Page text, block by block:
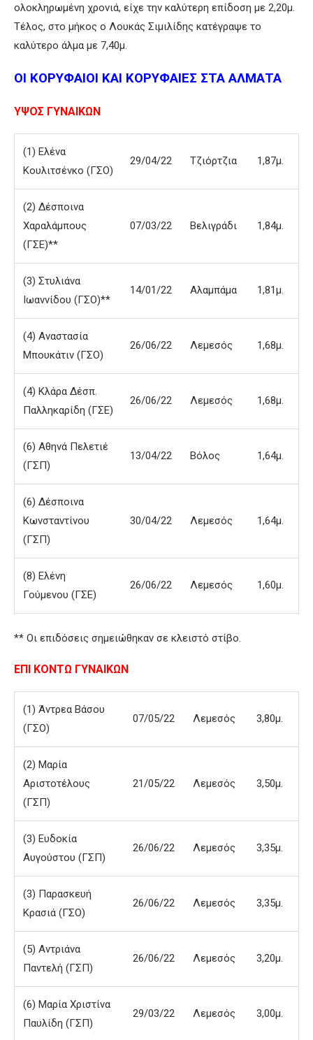
ολοκληρωμένη χρονιά, είχε την καλύτερη επίδοση με 2,20μ.
Τέλος, στο μήκος ο Λουκάς Σιμιλίδης κατέγραψε το
καλύτερο άλμα με 7,40μ.
ΟΙ ΚΟΡΥΦΑΙΟΙ ΚΑΙ ΚΟΡΥΦΑΙΕΣ ΣΤΑ ΑΛΜΑΤΑ
ΥΨΟΣ ΓΥΝΑΙΚΩΝ
(1) Ελένα
Κουλιτσένκο (ΓΣΟ)
29/04/22 Τζιόρτζια 1,87μ.
(2) Δέσποινα
Χαραλάμπους
(ΓΣΕ)**
07/03/22 Βελιγράδι 1,84μ.
(3) Στυλιάνα
Ιωαννίδου (ΓΣΟ)**
14/01/22 Αλαμπάμα 1,81μ.
(4) Αναστασία
Μπουκάτιν (ΓΣΟ)
26/06/22 Λεμεσός 1,68μ.
(4) Κλάρα Δέσπ.
Παλληκαρίδη (ΓΣΕ)
26/06/22 Λεμεσός 1,68μ.
(6) Αθηνά Πελετιέ
(ΓΣΠ)
13/04/22 Βόλος 1,64μ.
(6) Δέσποινα
Κωνσταντίνου
(ΓΣΠ)
30/04/22 Λεμεσός 1,64μ.
(8) Ελένη
Γούμενου (ΓΣΕ)
26/06/22 Λεμεσός 1,60μ.
** Οι επιδόσεις σημειώθηκαν σε κλειστό στίβο.
ΕΠΙ ΚΟΝΤΩ ΓΥΝΑΙΚΩΝ
(1) Άντρεα Βάσου
(ΓΣΟ)
07/05/22 Λεμεσός 3,80μ.
(2) Μαρία
Αριστοτέλους
(ΓΣΠ)
21/05/22 Λεμεσός 3,50μ.
(3) Ευδοκία
Αυγούστου (ΓΣΠ)
26/06/22 Λεμεσός 3,35μ.
(3) Παρασκευή
Κρασιά (ΓΣΟ)
26/06/22 Λεμεσός 3,35μ.
(5) Αντριάνα
Παντελή (ΓΣΠ)
26/06/22 Λεμεσός 3,20μ.
(6) Μαρία Χριστίνα
Παυλίδη (ΓΣΠ)
29/03/22 Λεμεσός 3,00μ.